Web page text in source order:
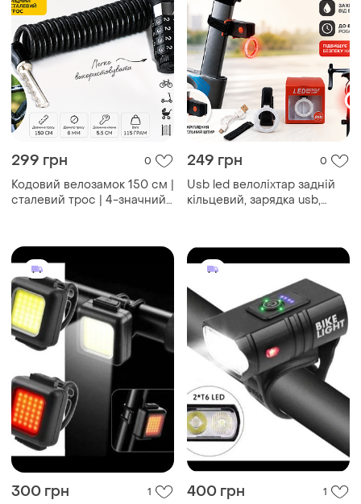
299 грн 0
Кодовий велозамок 150 см |
сталевий трос | 4-значний
249 грн 0
Usb led велоліхтар задній
кільцевий, зарядка usb,
300 грн 1 400 грн 1